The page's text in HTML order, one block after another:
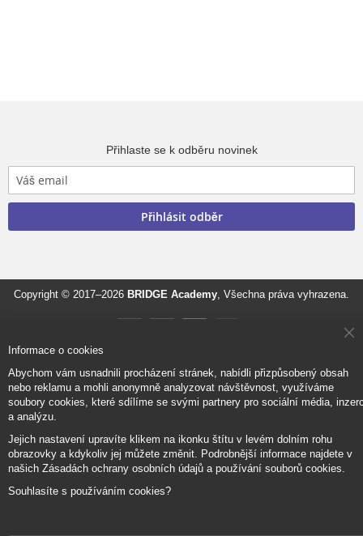
Přihlaste se k odběru novinek
Přihlásit odběr
Copyright © 2017–2026 BRIDGE Academy, Všechna práva vyhrazena.
Informace o cookies
Abychom vám usnadnili procházení stránek, nabídli přizpůsobený obsah
nebo reklamu a mohli anonymně analyzovat návštěvnost, využíváme
soubory cookies, které sdílíme se svými partnery pro sociální média,
a analýzu.
Jejich nastavení upravíte klikem na ikonku štítu v levém dolním rohu
obrazovky a kdykoliv jej můžete změnit. Podrobnější informace najdete v
našich Zásadách ochrany osobních údajů a používání souborů cookies.
Souhlasíte s používáním cookies?